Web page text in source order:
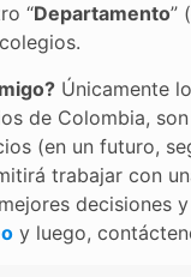
“Departamento”
Únicamente
de Colombia,
(en un futuro,
trabajar con
decisiones
y luego,